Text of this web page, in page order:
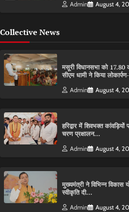
Admin August 4,
Collective News
मसूरी विधानसभा को 17.80
सीएम धामी ने किया
Admin August 4,
हरिद्वार में शिवभक्त कांवड़ियों
चरण प्रक्षालन…
Admin August 4,
मुख्यमंत्री ने विभिन्न विकास
स्वीकृति दी…
Admin August 4,